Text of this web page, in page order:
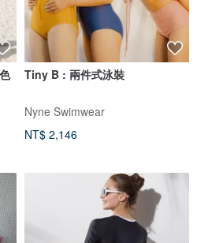
Tiny B : 兩件式泳裝
Nyne Swimwear
NT$ 2,146